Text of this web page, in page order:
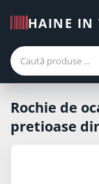
HAINE IN
Rochie de
pretioase